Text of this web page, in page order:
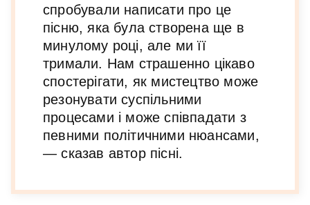
спробували написати про це
пісню, яка була створена ще в
минулому році, але ми її
тримали. Нам страшенно цікаво
спостерігати, як мистецтво може
резонувати суспільними
процесами і може співпадати з
певними політичними нюансами,
— сказав автор пісні.